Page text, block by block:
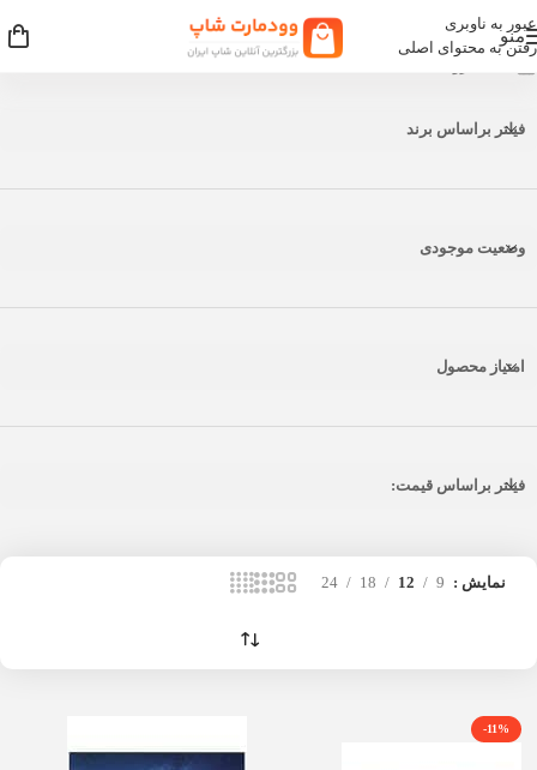
عبور به ناوبری
رفتن به محتوای اصلی
منو
فیلتر براساس برند
وضعیت موجودی
امتیاز محصول
فیلتر براساس قیمت:
نمایش 9
12
18
24
-11%